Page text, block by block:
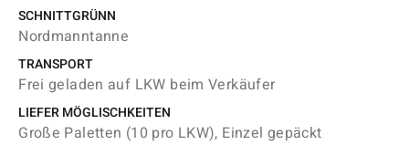
SCHNITTGRÜNN
Nordmanntanne
TRANSPORT
Frei geladen auf LKW beim Verkäufer
LIEFER MÖGLISCHKEITEN
Große Paletten (10 pro LKW), Einzel gepäckt